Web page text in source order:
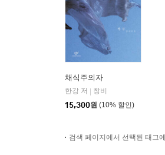
채식주의자
한강 저
창비
15,300원 (10% 할인)
검색 페이지에서 선택된 태그